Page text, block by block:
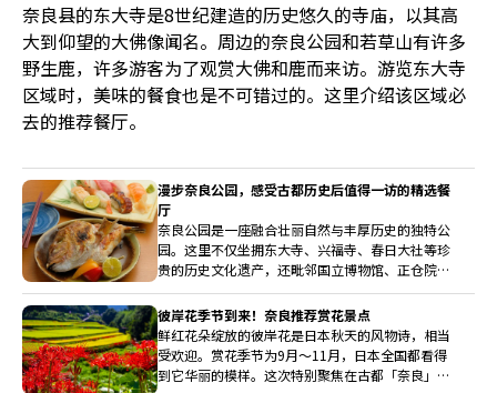
奈良县的东大寺是8世纪建造的历史悠久的寺庙，以其高
大到仰望的大佛像闻名。周边的奈良公园和若草山有许多
野生鹿，许多游客为了观赏大佛和鹿而来访。游览东大寺
区域时，美味的餐食也是不可错过的。这里介绍该区域必
去的推荐餐厅。
漫步奈良公园，感受古都历史后值得一访的精选餐
厅
奈良公园是一座融合壮丽自然与丰厚历史的独特公
园。这里不仅坐拥东大寺、兴福寺、春日大社等珍
贵的历史文化遗产，还毗邻国立博物馆、正仓院等
文化设施，是奈良观光的核心区域，也是奈良的象
征。此次特别甄选了5家推荐餐厅，让您在奈良公
园漫步后，享受一顿美味的餐食，感受奈良的魅
力。
彼岸花季节到来！奈良推荐赏花景点
鲜红花朵绽放的彼岸花是日本秋天的风物诗，相当
受欢迎。赏花季节为9月～11月，日本全国都看得
到它华丽的模样。这次特别聚焦在古都「奈良」的